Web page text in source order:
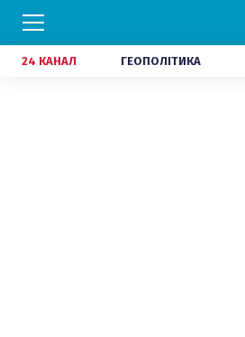
24 КАНАЛ ГЕОПОЛІТИКА